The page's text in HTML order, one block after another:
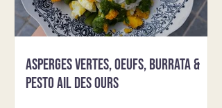
Asperges vertes, oeufs, burrata &
pesto ail des ours